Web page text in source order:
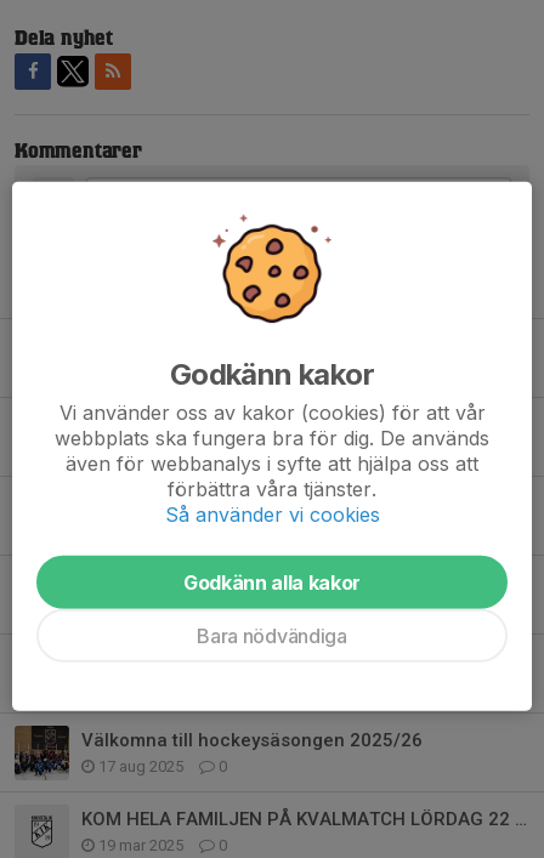
Dela nyhet
Kommentarer
6 apr, 14:39 0
Påsklovsåkning tisdagen den 31 mars kl. 18-19
22 mar, 09:30 0
Hemmamatch Knivsta IK hockey
10 jan, 12:00 0
Välkomna till hockeysäsongen 2025/26
17 aug 2025 0
KOM HELA FAMILJEN PÅ KVALMATCH LÖRDAG 22 MARS 17.00
19 mar 2025 0
Godkänn kakor
Vi använder oss av kakor (cookies) för att vår
webbplats ska fungera bra för dig. De används
även för webbanalys i syfte att hjälpa oss att
förbättra våra tjänster.
Så använder vi cookies
Godkänn alla kakor
Bara nödvändiga